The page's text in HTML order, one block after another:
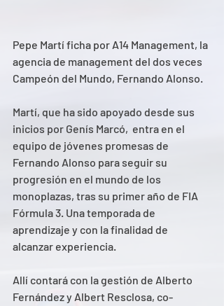
Pepe Martí ficha por A14 Management, la
agencia de management del dos veces
Campeón del Mundo, Fernando Alonso.
Martí, que ha sido apoyado desde sus
inicios por Genís Marcó,  entra en el
equipo de jóvenes promesas de
Fernando Alonso para seguir su
progresión en el mundo de los
monoplazas, tras su primer año de FIA
Fórmula 3. Una temporada de
aprendizaje y con la finalidad de
alcanzar experiencia.
Allí contará con la gestión de Alberto
Fernández y Albert Resclosa, co-